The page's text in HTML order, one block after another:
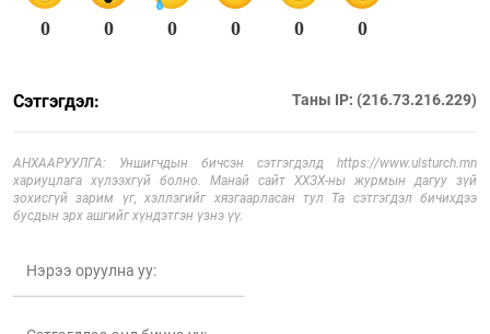
0 0 0 0 0 0
Сэтгэгдэл: Таны IP: (216.73.216.229)
АНХААРУУЛГА: Уншигчдын бичсэн сэтгэгдэлд https://www.ulsturch.mn
хариуцлага хүлээхгүй болно. Манай сайт ХХЗХ-ны журмын дагуу зүй
зохисгүй зарим үг, хэллэгийг хязгаарласан тул Та сэтгэгдэл бичихдээ
бусдын эрх ашгийг хүндэтгэн үзнэ үү.